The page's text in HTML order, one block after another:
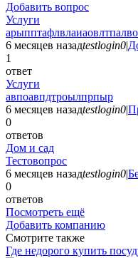
Добавить вопрос
Услуги
6 месяцев назадtestlogin0|
1
ответ
Услуги
авпоавпдтроылпрпыр
6 месяцев назадtestlogin0|
0
ответов
Дом и сад
Тестовопрос
6 месяцев назадtestlogin0|
0
ответов
Посмотреть ещё
Добавить компанию
Смотрите также
Где недорого купить